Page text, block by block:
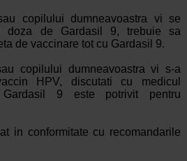
copilului dumneavoastra vi se
doza de Gardasil 9, trebuie sa
de vaccinare tot cu Gardasil 9.
copilului dumneavoastra vi s-a
HPV, discutati cu medicul
Gardasil 9 este potrivit pentru
in conformitate cu recomandarile